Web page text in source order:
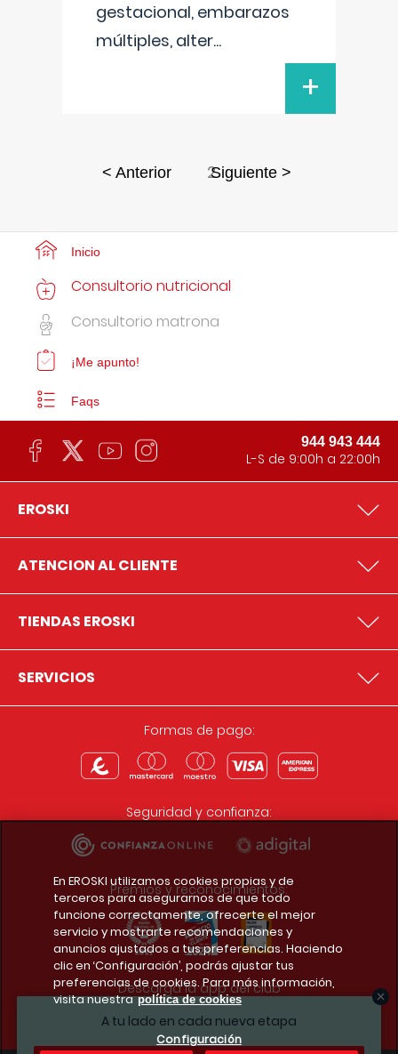
gestacional, embarazos
múltiples, alter...
+
< Anterior 2Siguiente >
A tu lado en cada nueva etapa
Inicio
Consultorio nutricional
Consultorio matrona
¡Me apunto!
Faqs
944 943 444
L-S de 9:00h a 22:00h
EROSKI
ATENCION AL CLIENTE
TIENDAS EROSKI
SERVICIOS
Formas de pago:
Seguridad y confianza:
Premios y reconocimientos:
Descarga la app del club
En EROSKI utilizamos cookies propias y de
terceros para asegurarnos de que todo
funcione correctamente, ofrecerte el mejor
servicio y mostrarte recomendaciones y
anuncios ajustados a tus preferencias. Haciendo
clic en ‘Configuración’, podrás ajustar tus
preferencias de cookies. Para más información,
visita nuestra política de cookies
Configuración